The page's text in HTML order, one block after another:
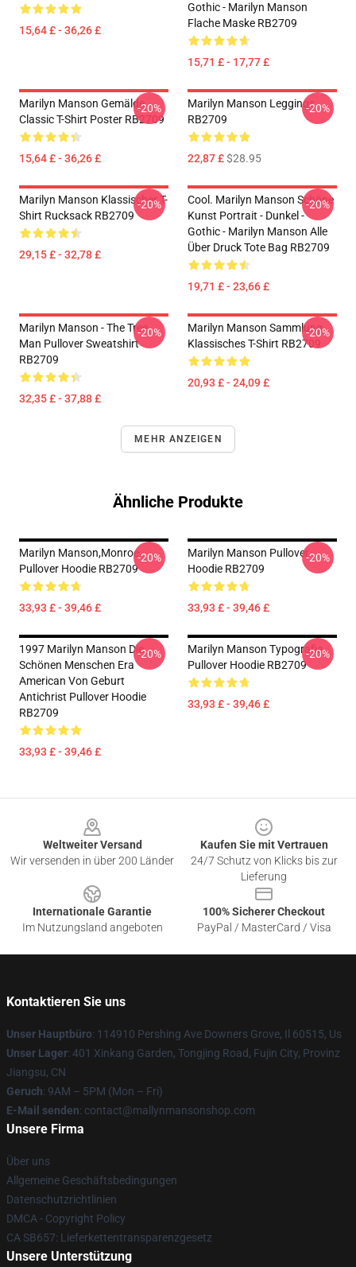
15,64 £ - 36,26 £
Gothic - Marilyn Manson
Flache Maske RB2709
15,71 £ - 17,77 £
Marilyn Manson Gemälde
Classic T-Shirt Poster RB2709
15,64 £ - 36,26 £
-20%
Marilyn Manson Leggings
RB2709
22,87 £$28.95
-20%
Marilyn Manson Klassischer T-
Shirt Rucksack RB2709
29,15 £ - 32,78 £
-20%
Cool. Marilyn Manson Schöne
Kunst Portrait - Dunkel -
Gothic - Marilyn Manson Alle
Über Druck Tote Bag RB2709
19,71 £ - 23,66 £
-20%
Marilyn Manson - The Tree
Man Pullover Sweatshirt
RB2709
32,35 £ - 37,88 £
-20%
Marilyn Manson Sammlung
Klassisches T-Shirt RB2709
20,93 £ - 24,09 £
-20%
MEHR ANZEIGEN
Ähnliche Produkte
Marilyn Manson,Monroe
Pullover Hoodie RB2709
33,93 £ - 39,46 £
-20%
Marilyn Manson Pullover
Hoodie RB2709
33,93 £ - 39,46 £
-20%
1997 Marilyn Manson Die
Schönen Menschen Era
American Von Geburt
Antichrist Pullover Hoodie
RB2709
33,93 £ - 39,46 £
-20%
Marilyn Manson Typografie
Pullover Hoodie RB2709
33,93 £ - 39,46 £
-20%
Weltweiter Versand
Wir versenden in über 200 Länder
Kaufen Sie mit Vertrauen
24/7 Schutz von Klicks bis zur
Lieferung
Internationale Garantie
Im Nutzungsland angeboten
100% Sicherer Checkout
PayPal / MasterCard / Visa
Kontaktieren Sie uns
Unser Hauptbüro: 114910 Pershing Ave Downers Grove, Il 60515, Us
Unser Lager: 401 Xinkang Garden, Tongjing Road, Fujin City, Provinz
Jiangsu, CN
Geruch: 9AM – 5PM (Mon – Fri)
E-Mail senden: contact@mallynmansonshop.com
Unsere Firma
Über uns
Allgemeine Geschäftsbedingungen
Datenschutzrichtlinien
DMCA - Copyright Policy
CA SB657: Lieferkettentransparenzgesetz
Unsere Unterstützung